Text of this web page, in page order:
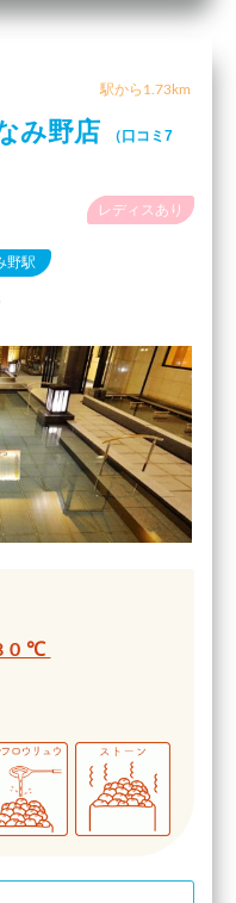
駅から1.73km
み野店
（口コミ7
レディスあり
野駅